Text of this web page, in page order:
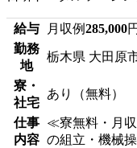
給与 月収例285,000円
勤務
地
栃木県 大田原
寮・
社宅
あり（無料）
仕事
内容
≪寮無料・月
の組立・機械